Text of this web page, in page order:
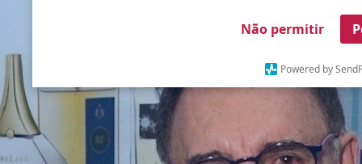
Não permitir
Powered by